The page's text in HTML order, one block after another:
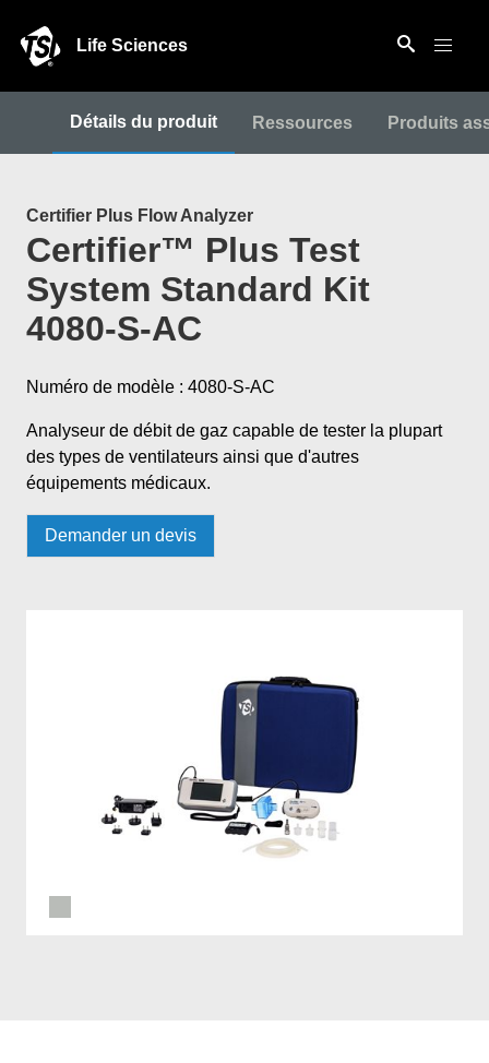
Life Sciences
Détails du produit Ressources Produits
Certifier Plus Flow Analyzer
Certifier™ Plus Test
System Standard Kit
4080-S-AC
Numéro de modèle : 4080-S-AC
Analyseur de débit de gaz capable de tester la plupart
des types de ventilateurs ainsi que d'autres
équipements médicaux.
Demander un devis